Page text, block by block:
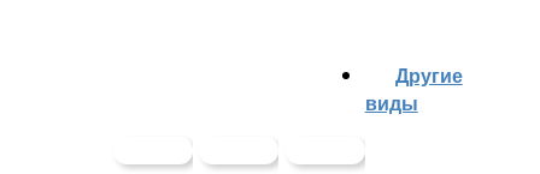
Другие
виды